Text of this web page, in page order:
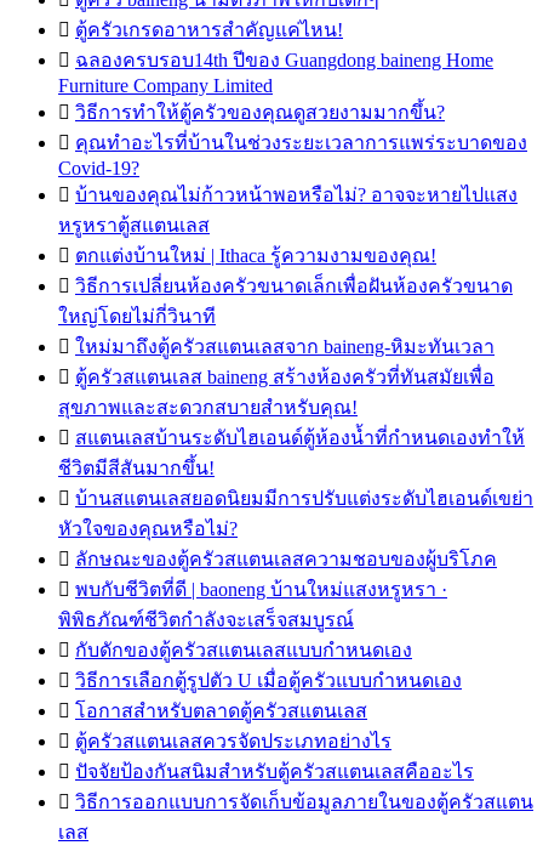
 ตู้ครัวเกรดอาหารสำคัญแค่ไหน!
 ฉลองครบรอบ14th ปีของ Guangdong baineng Home
Furniture Company Limited
 วิธีการทำให้ตู้ครัวของคุณดูสวยงามมากขึ้น?
 คุณทำอะไรที่บ้านในช่วงระยะเวลาการแพร่ระบาดของ
Covid-19?
 บ้านของคุณไม่ก้าวหน้าพอหรือไม่? อาจจะหายไปแสง
หรูหราตู้สแตนเลส
 ตกแต่งบ้านใหม่ | Ithaca รู้ความงามของคุณ!
 วิธีการเปลี่ยนห้องครัวขนาดเล็กเพื่อฝันห้องครัวขนาด
ใหญ่โดยไม่กี่วินาที
 ใหม่มาถึงตู้ครัวสแตนเลสจาก baineng-หิมะทันเวลา
 ตู้ครัวสแตนเลส baineng สร้างห้องครัวที่ทันสมัยเพื่อ
สุขภาพและสะดวกสบายสำหรับคุณ!
 สแตนเลสบ้านระดับไฮเอนด์ตู้ห้องน้ำที่กำหนดเองทำให้
ชีวิตมีสีสันมากขึ้น!
 บ้านสแตนเลสยอดนิยมมีการปรับแต่งระดับไฮเอนด์เขย่า
หัวใจของคุณหรือไม่?
 ลักษณะของตู้ครัวสแตนเลสความชอบของผู้บริโภค
 พบกับชีวิตที่ดี | baoneng บ้านใหม่แสงหรูหรา ·
พิพิธภัณฑ์ชีวิตกำลังจะเสร็จสมบูรณ์
 กับดักของตู้ครัวสแตนเลสแบบกำหนดเอง
 วิธีการเลือกตู้รูปตัว U เมื่อตู้ครัวแบบกำหนดเอง
 โอกาสสำหรับตลาดตู้ครัวสแตนเลส
 ตู้ครัวสแตนเลสควรจัดประเภทอย่างไร
 ปัจจัยป้องกันสนิมสำหรับตู้ครัวสแตนเลสคืออะไร
 วิธีการออกแบบการจัดเก็บข้อมูลภายในของตู้ครัวสแตน
เลส